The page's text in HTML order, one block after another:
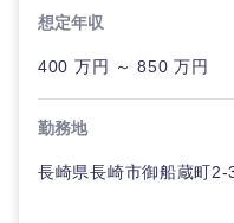
職
メディカ
エンターテイメン
人材・アウトソ
想定年収
400 万円 ～ 850 万円
勤務地
長崎県長崎市御船蔵町